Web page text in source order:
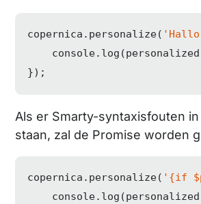
copernica.personalize(
console
});
Als er Smarty-syntaxisfouten
staan, zal de Promise worden
copernica.personalize( '{if
console